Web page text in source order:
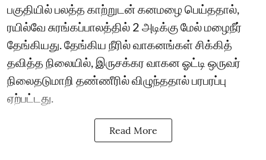
பகுதியில் பலத்த காற்றுடன் கனமழை பெய்ததால்,
ரயில்வே சுரங்கப்பாலத்தில் 2 அடிக்கு மேல் மழைநீர்
தேங்கியது. தேங்கிய நீரில் வாகனங்கள் சிக்கித்
தவித்த நிலையில், இருசக்கர வாகன ஓட்டி ஒருவர்
நிலைதடுமாறி தண்ணீரில் விழுந்ததால் பரபரப்பு
ஏற்பட்டது.
Read More